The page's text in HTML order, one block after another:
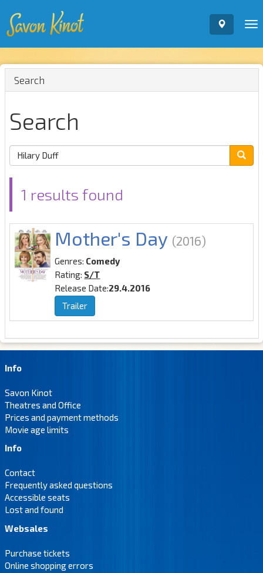
Search
Search
1 results found
Mother's Day (2016)
Genres: Comedy
Rating: S/T
Release Date:29.4.2016
Trailer
Info
Savon Kinot
Theatres and Office
Prices and payment methods
Movie age limits
Info
Contact
Frequently asked questions
Accessible seats
Lost and found
Websales
Purchase tickets
Online shopping errors